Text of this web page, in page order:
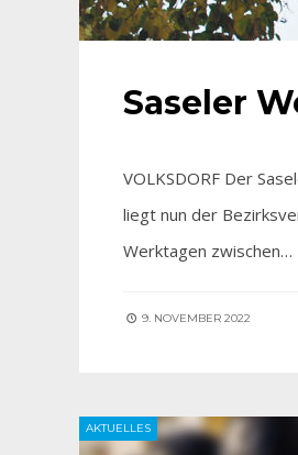
Saseler
VOLKSDORF Der
liegt nun der
Werktagen zwischen…
9. NOVEMBER 2022
AKTUELLES